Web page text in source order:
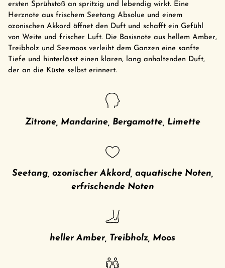
ersten Sprühstoß an spritzig und lebendig wirkt. Eine
Herznote aus frischem Seetang Absolue und einem
ozonischen Akkord öffnet den Duft und schafft ein Gefühl
von Weite und frischer Luft. Die Basisnote aus hellem Amber,
Treibholz und Seemoos verleiht dem Ganzen eine sanfte
Tiefe und hinterlässt einen klaren, lang anhaltenden Duft,
der an die Küste selbst erinnert.
Zitrone, Mandarine, Bergamotte, Limette
Seetang, ozonischer Akkord, aquatische Noten,
erfrischende Noten
heller Amber, Treibholz, Moos